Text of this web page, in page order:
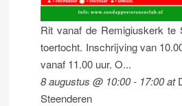
Rit vanaf de Remigiuskerk te
toertocht. Inschrijving van
vanaf 11.00 uur. O...
8 augustus @ 10:00- 17:00at
Steenderen